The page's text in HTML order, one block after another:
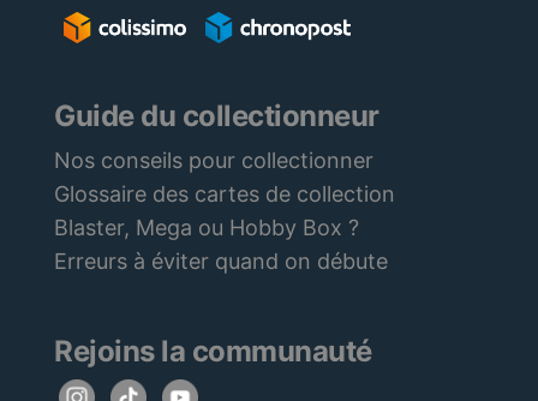
Guide du collectionneur
Nos conseils pour collectionner
Glossaire des cartes de collection
Blaster, Mega ou Hobby Box ?
Erreurs à éviter quand on débute
Rejoins la communauté